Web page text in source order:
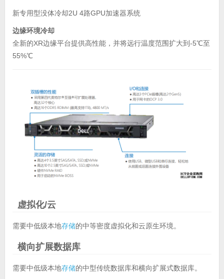
新专用型没体冷却2U 4路GPU加速器系统
边缘环境冷却
全新的XR边缘平台提供高性能，并将远行温度范围扩大到-5℃至
55%℃
虚拟化/云
需要中低级本地存储的中等密度虚拟化和云原生环境。
横向扩展数据库
需要中低级本地存储的中型传统数据库和横向扩展式数据库。